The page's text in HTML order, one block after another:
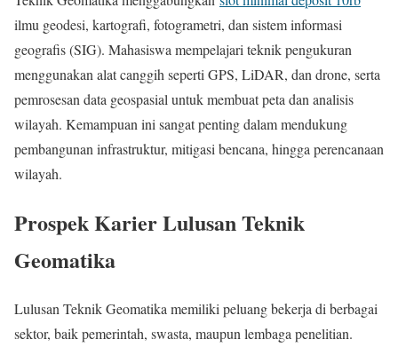
ilmu geodesi, kartografi, fotogrametri, dan sistem informasi
geografis (SIG). Mahasiswa mempelajari teknik pengukuran
menggunakan alat canggih seperti GPS, LiDAR, dan drone, serta
pemrosesan data geospasial untuk membuat peta dan analisis
wilayah. Kemampuan ini sangat penting dalam mendukung
pembangunan infrastruktur, mitigasi bencana, hingga perencanaan
wilayah.
Prospek Karier Lulusan Teknik
Geomatika
Lulusan Teknik Geomatika memiliki peluang bekerja di berbagai
sektor, baik pemerintah, swasta, maupun lembaga penelitian.